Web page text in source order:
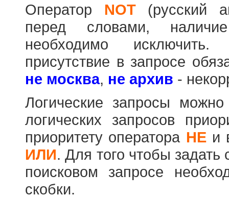
Оператор NOT(русский
перед словами,
необходимо
присутствие в запросе
не москва, не архив -
Логические запросы
логических запросов
приоритету оператора НЕи
ИЛИ. Для того чтобы задать
поисковом запросе
скобки.